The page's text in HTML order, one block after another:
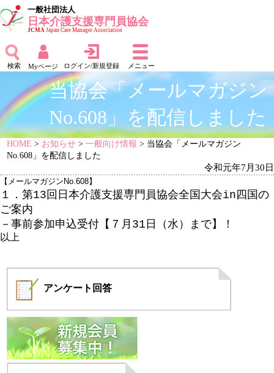
一般社団法人
日本介護支援専門員協会
JCMAJapan Care Manager Association
検索 Myページ ログイン/新規登録 メニュー
当協会「メールマガジン
No.608」を配信しました
HOME > お知らせ >一般向け情報 > 当協会「メールマガジン
No.608」を配信しました
令和元年7月30日
【メールマガジンNo.608】
１．第13回日本介護支援専門員協会全国大会in四国の
ご案内
－事前参加申込受付【７月31日（水）まで】！
以上
アンケート 回答